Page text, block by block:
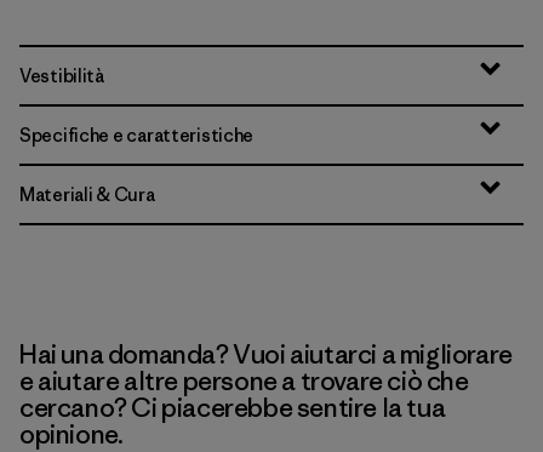
Vestibilità
Specifiche e caratteristiche
Materiali & Cura
Hai una domanda? Vuoi aiutarci a migliorare
e aiutare altre persone a trovare ciò che
cercano? Ci piacerebbe sentire la tua
opinione.